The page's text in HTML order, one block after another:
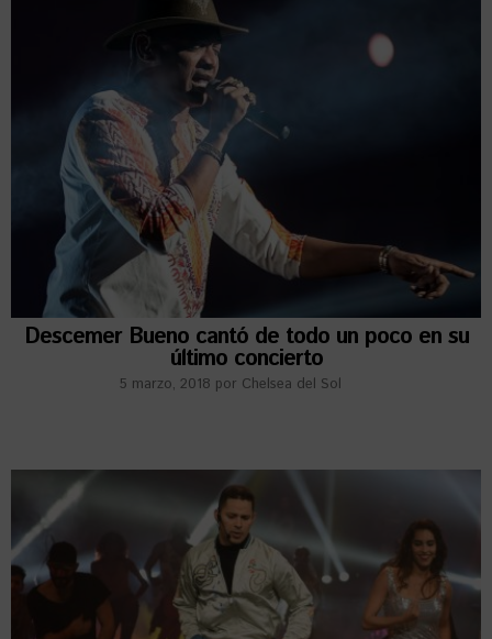
Descemer Bueno cantó de todo un poco en su
último concierto
5 marzo, 2018 por Chelsea del Sol